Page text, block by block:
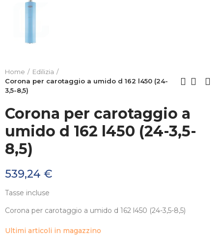
Home
Edilizia
Corona per carotaggio a umido d 162 l450 (24-
3,5-8,5)
Corona per carotaggio a
umido d 162 l450 (24-3,5-
8,5)
539,24 €
Tasse incluse
Corona per carotaggio a umido d 162 l450 (24-3,5-8,5)
Ultimi articoli in magazzino